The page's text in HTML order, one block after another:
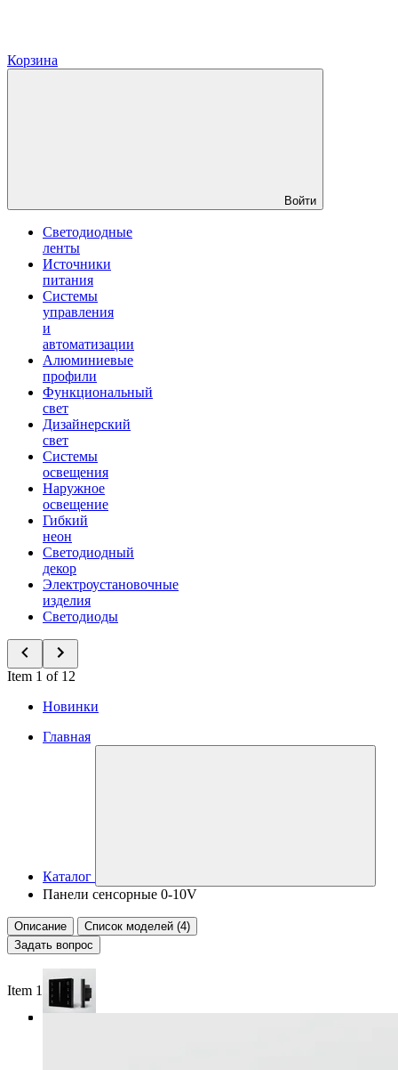
Корзина
Войти
Светодиодные
ленты
Источники
питания
Системы
управления
и
автоматизации
Алюминиевые
профили
Функциональный
свет
Дизайнерский
свет
Системы
освещения
Наружное
освещение
Гибкий
неон
Светодиодный
декор
Электроустановочные
изделия
Светодиоды
Item 1 of 12
Новинки
Главная
Каталог
Панели сенсорные 0-10V
Описание
Список моделей (4)
Задать вопрос
Item 1 of 4